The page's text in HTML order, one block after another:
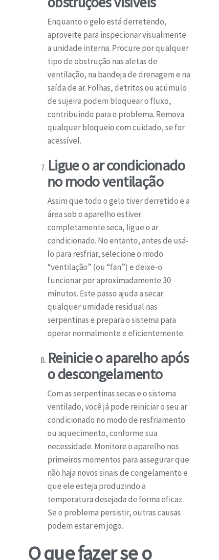
Enquanto o gelo está derretendo,
aproveite para inspecionar visualmente
a unidade interna. Procure por qualquer
tipo de obstrução nas aletas de
ventilação, na bandeja de drenagem e na
saída de ar. Folhas, detritos ou acúmulo
de sujeira podem bloquear o fluxo,
contribuindo para o problema. Remova
qualquer bloqueio com cuidado, se for
acessível.
Ligue o ar condicionado
no modo ventilação
Assim que todo o gelo tiver derretido e a
área sob o aparelho estiver
completamente seca, ligue o ar
condicionado. No entanto, antes de usá-
lo para resfriar, selecione o modo
“ventilação” (ou “fan”) e deixe-o
funcionar por aproximadamente 30
minutos. Este passo ajuda a secar
qualquer umidade residual nas
serpentinas e prepara o sistema para
operar normalmente e eficientemente.
Reinicie o aparelho após
o descongelamento
Com as serpentinas secas e o sistema
ventilado, você já pode reiniciar o seu ar
condicionado no modo de resfriamento
ou aquecimento, conforme sua
necessidade. Monitore o aparelho nos
primeiros momentos para assegurar que
não haja novos sinais de congelamento e
que ele esteja produzindo a
temperatura desejada de forma eficaz.
Se o problema persistir, outras causas
podem estar em jogo.
O que fazer se o